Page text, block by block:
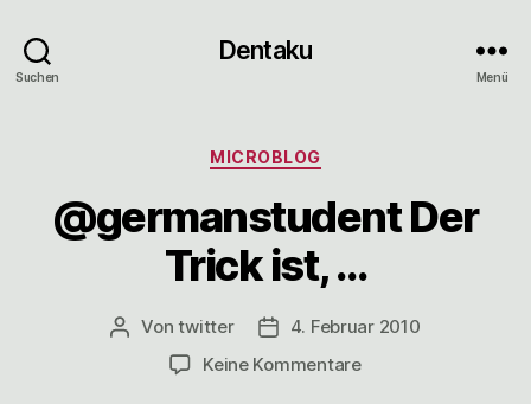
Suchen
Dentaku
Menü
Kategorien
MICROBLOG
@germanstudent Der
Trick ist, …
Beitragsautor
Vontwitter Veröffentlichungsdatum
4. Februar 2010
Keine Kommentarezu